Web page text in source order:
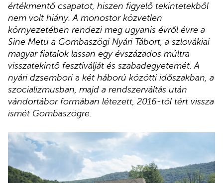
értékmentő csapatot, hiszen figyelő tekintetekből
nem volt hiány. A monostor közvetlen
környezetében rendezi meg ugyanis évről évre a
Sine Metu a Gombaszögi Nyári Tábort, a szlovákiai
magyar fiatalok lassan egy évszázados múltra
visszatekintő fesztiválját és szabadegyetemét. A
nyári dzsembori a két háború közötti időszakban, a
szocializmusban, majd a rendszerváltás után
vándortábor formában létezett, 2016-tól tért vissza
ismét Gombaszögre.